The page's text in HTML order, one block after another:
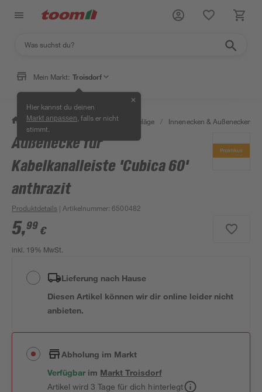
Mein Markt: Troisdorf
Hier kannst du deinen
Markt anpassen , falls er nicht
stimmt.
✕
/ Bauen & Renovieren / Bodenbeläge / Innenecken & Außenecken
Außenecke für
Kabelkanalleiste 'Cubica 60'
anthrazit
Produktdetails | Artikelnummer:6500482
5,99 €
inkl. 19% MwSt.
Lieferung nach Hause
Diesen Artikel können wir dir online leider nicht
anbieten.
Abholung im Markt
Verfügbar im MarktTroisdorf
Artikel wird 3 Tage für dich hinterlegt